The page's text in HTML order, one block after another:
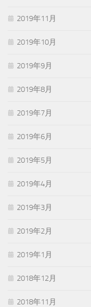
2019年11月
2019年10月
2019年9月
2019年8月
2019年7月
2019年6月
2019年5月
2019年4月
2019年3月
2019年2月
2019年1月
2018年12月
2018年11月